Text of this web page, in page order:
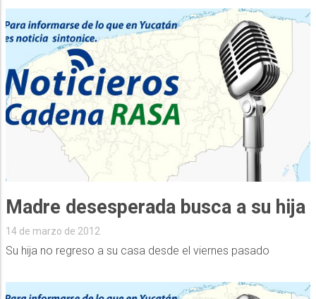
Madre desesperada busca a su hija
14 de marzo de 2012
Su hija no regreso a su casa desde el viernes pasado